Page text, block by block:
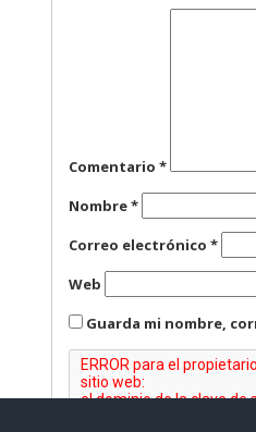
Comentario*
Nombre*
Correo electrónico*
Web
Guarda mi nombre,